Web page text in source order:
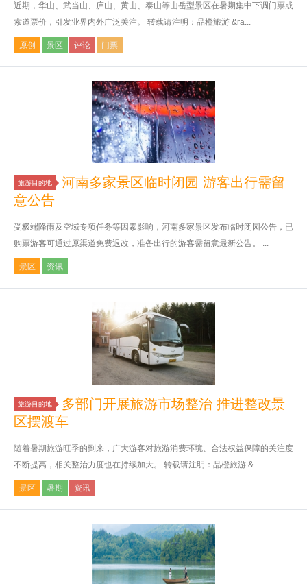
近期，华山、武当山、庐山、黄山、泰山等山岳型景区在暑期集中下调门票或
索道票价，引发业界内外广泛关注。 转载请注明：品橙旅游 &ra...
原创 景区 评论 门票
旅游目的地
河南多家景区临时闭园 游客出行需留
意公告
受极端降雨及空域专项任务等因素影响，河南多家景区发布临时闭园公告，已
购票游客可通过原渠道免费退改，准备出行的游客需留意最新公告。 ...
景区 资讯
旅游目的地
多部门开展旅游市场整治 推进整改景
区摆渡车
随着暑期旅游旺季的到来，广大游客对旅游消费环境、合法权益保障的关注度
不断提高，相关整治力度也在持续加大。 转载请注明：品橙旅游 &...
景区 暑期 资讯